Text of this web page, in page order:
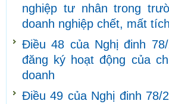
nghiệp tư nhân trong
doanh nghiệp chết, mất tích
Điều 48 của Nghị đinh
đăng ký hoạt động của
doanh
Điều 49 của Nghị đinh 78/